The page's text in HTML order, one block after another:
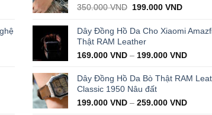
350.000VND Original
was:
350.000 VND.
199.000VNDCurrent
is:
Dây Đồng Hồ Da Cho Xiaomi
Thật RAM Leather
169.000 VND – 199.000 VND
Dây Đồng Hồ Da Bò Thật RAM
Classic 1950 Nâu đất
199.000 VND – 259.000 VND